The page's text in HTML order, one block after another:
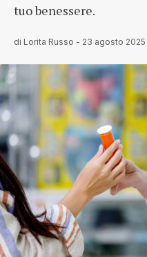
tuo benessere.
di Lorita Russo - 23 agosto 2025